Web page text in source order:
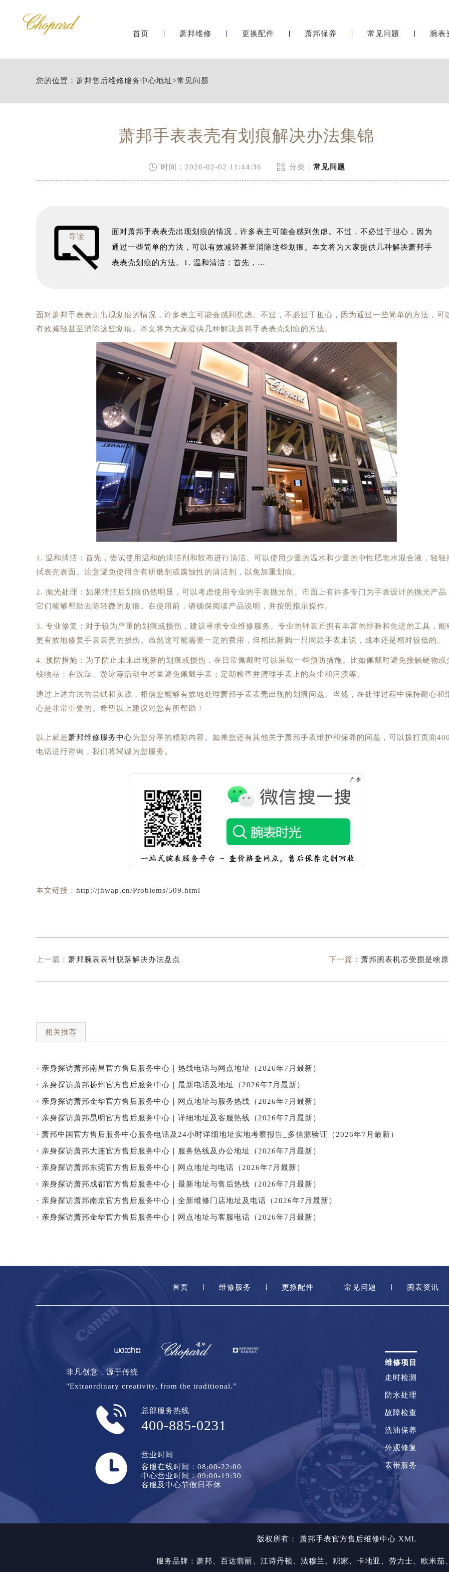
首页 萧邦维修 更换配件 萧邦保养 常见问题 腕表
您的位置： 萧邦售后维修服务中心地址>常见问题
萧邦手表表壳有划痕解决办法集锦
 时间：2026-02-02 11:44:36  分类： 常见问题
导读
面对萧邦手表表壳出现划痕的情况，许多表主可能会感到焦虑。不过，不必过于担心，因为
通过一些简单的方法，可以有效减轻甚至消除这些划痕。本文将为大家提供几种解决萧邦手
表表壳划痕的方法。1. 温和清洁：首先，…
面对萧邦手表表壳出现划痕的情况，许多表主可能会感到焦虑。不过，不必过于担心，因为通过一些简单的方法，可
有效减轻甚至消除这些划痕。本文将为大家提供几种解决萧邦手表表壳划痕的方法。
1. 温和清洁：首先，尝试使用温和的清洁剂和软布进行清洁。可以使用少量的温水和少量的中性肥皂水混合液，轻轻
拭表壳表面。注意避免使用含有研磨剂或腐蚀性的清洁剂，以免加重划痕。
2. 抛光处理：如果清洁后划痕仍然明显，可以考虑使用专业的手表抛光剂。市面上有许多专门为手表设计的抛光产品
它们能够帮助去除轻微的划痕。在使用前，请确保阅读产品说明，并按照指示操作。
3. 专业修复：对于较为严重的划痕或损伤，建议寻求专业维修服务。专业的钟表匠拥有丰富的经验和先进的工具，能
更有效地修复手表表壳的损伤。虽然这可能需要一定的费用，但相比新购一只同款手表来说，成本还是相对较低的。
4. 预防措施：为了防止未来出现新的划痕或损伤，在日常佩戴时可以采取一些预防措施。比如佩戴时避免接触硬物或
锐物品；在洗澡、游泳等活动中尽量避免佩戴手表；定期检查并清理手表上的灰尘和污渍等。
通过上述方法的尝试和实践，相信您能够有效地处理萧邦手表表壳出现的划痕问题。当然，在处理过程中保持耐心和
心是非常重要的。希望以上建议对您有所帮助！
以上就是萧邦维修服务中心为您分享的精彩内容。如果您还有其他关于萧邦手表维护和保养的问题，可以拨打页面
电话进行咨询，我们将竭诚为您服务。
本文链接： http://jhwap.cn/Problems/509.html
上一篇： 萧邦腕表表针脱落解决办法盘点 下一篇： 萧邦腕表机芯受损是啥
相关推荐
· 亲身探访萧邦南昌官方售后服务中心｜热线电话与网点地址（2026年7月最新）
· 亲身探访萧邦扬州官方售后服务中心｜最新电话及地址（2026年7月最新）
· 亲身探访萧邦金华官方售后服务中心｜网点地址与服务热线（2026年7月最新）
· 亲身探访萧邦昆明官方售后服务中心｜详细地址及客服热线（2026年7月最新）
· 萧邦中国官方售后服务中心服务电话及24小时详细地址实地考察报告_多信源验证（2026年7月最新）
· 亲身探访萧邦大连官方售后服务中心｜服务热线及办公地址（2026年7月最新）
· 亲身探访萧邦东莞官方售后服务中心｜网点地址与电话（2026年7月最新）
· 亲身探访萧邦成都官方售后服务中心｜最新地址与售后热线（2026年7月最新）
· 亲身探访萧邦南京官方售后服务中心｜全新维修门店地址及电话（2026年7月最新）
· 亲身探访萧邦金华官方售后服务中心｜网点地址与客服电话（2026年7月最新）
首页 维修服务 更换配件 常见问题 腕表资讯
非凡创意，源于传统
"Extraordinary creativity, from the traditional.”
总部服务热线
400-885-0231
营业时间
客服在线时间：08:00-22:00
中心营业时间：09:00-19:30
客服及中心节假日不休
维修项目
走时检测
防水处理
故障检查
洗油保养
外观修复
表带服务
版权所有： 萧邦手表官方售后维修中心 XML
服务品牌： 萧邦 、百达翡丽、江诗丹顿、法穆兰、积家、卡地亚、劳力士、欧米茄